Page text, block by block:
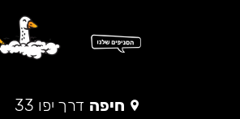
חיפה דרך יפו 33